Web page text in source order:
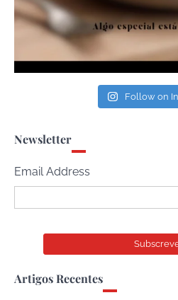
Follow on
Newsletter
Email Address
Artigos Recentes